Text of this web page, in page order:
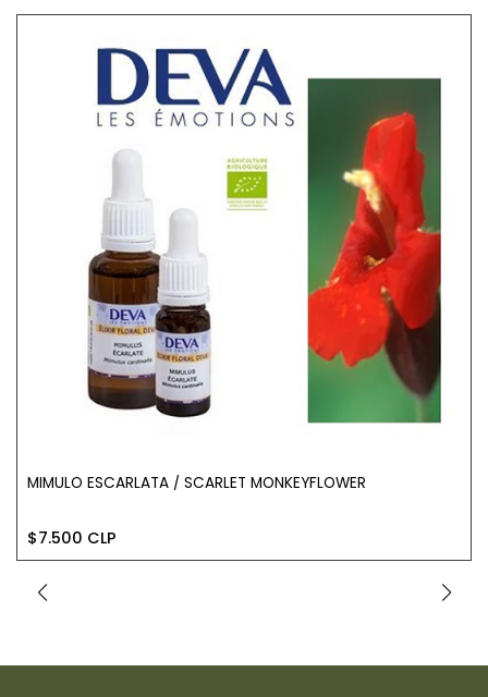
​MIMULO ESCARLATA / SCARLET MONKEYFLOWER
$7.500 CLP